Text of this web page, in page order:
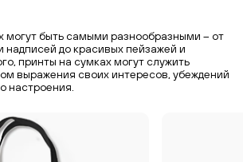
могут быть самыми разнообразными – от
надписей до красивых пейзажей и
принты на сумках могут служить
выражения своих интересов, убеждений
настроения.